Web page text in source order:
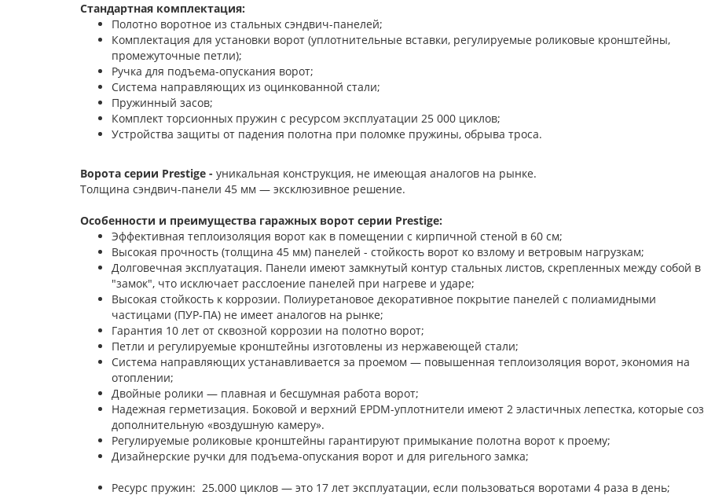
Стандартная комплектация:
Полотно воротное из стальных сэндвич-панелей;
Комплектация для установки ворот (уплотнительные вставки, регулируемые роликовые кронштейны,
промежуточные петли);
Ручка для подъема-опускания ворот;
Система направляющих из оцинкованной стали;
Пружинный засов;
Комплект торсионных пружин с ресурсом эксплуатации 25 000 циклов;
Устройства защиты от падения полотна при поломке пружины, обрыва троса.
Ворота серии Prestige - уникальная конструкция, не имеющая аналогов на рынке.
Толщина сэндвич-панели 45 мм — эксклюзивное решение.
Особенности и преимущества гаражных ворот серии Prestige:
Эффективная теплоизоляция ворот как в помещении с кирпичной стеной в 60 см;
Высокая прочность (толщина 45 мм) панелей - стойкость ворот ко взлому и ветровым нагрузкам;
Долговечная эксплуатация. Панели имеют замкнутый контур стальных листов, скрепленных между собой в
"замок", что исключает расслоение панелей при нагреве и ударе;
Высокая стойкость к коррозии. Полиуретановое декоративное покрытие панелей с полиамидными
частицами (ПУР-ПА) не имеет аналогов на рынке;
Гарантия 10 лет от сквозной коррозии на полотно ворот;
Петли и регулируемые кронштейны изготовлены из нержавеющей стали;
Система направляющих устанавливается за проемом — повышенная теплоизоляция ворот, экономия на
отоплении;
Двойные ролики — плавная и бесшумная работа ворот;
Надежная герметизация. Боковой и верхний EPDM-уплотнители имеют 2 эластичных лепестка, которые
дополнительную «воздушную камеру».
Регулируемые роликовые кронштейны гарантируют примыкание полотна ворот к проему;
Дизайнерские ручки для подъема-опускания ворот и для ригельного
Ресурс пружин: 25.000 циклов — это 17 лет эксплуатации, если пользоваться воротами 4 раза в день;